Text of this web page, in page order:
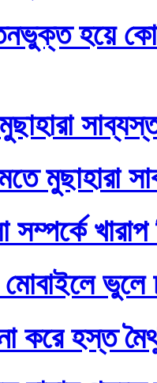
হয়ে
মুছাহারা
ভুলে
করে হস্ত